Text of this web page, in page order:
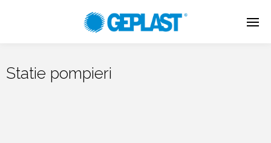
Statie pompieri